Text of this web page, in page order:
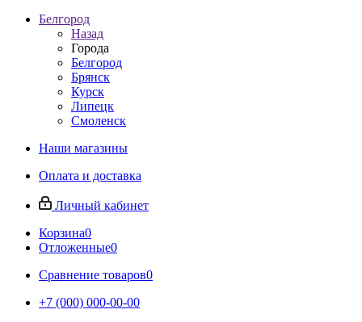
Белгород
Назад
Города
Белгород
Брянск
Курск
Липецк
Смоленск
Наши магазины
Оплата и доставка
Личный кабинет
Корзина0
Отложенные0
Сравнение товаров0
+7 (000) 000-00-00